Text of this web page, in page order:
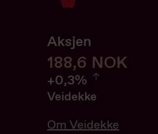
Aksjen
188,6 NOK188,6
+0,3%
0.32%
Veidekke
Om Veidekke